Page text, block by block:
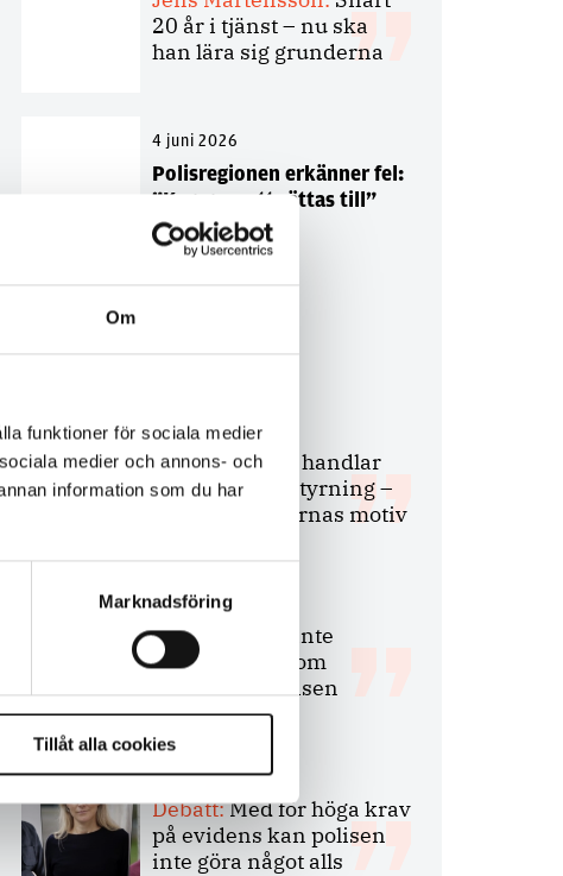
Om
funktioner för sociala medier
medier och annons- och
information som du har
Marknadsföring
Tillåt alla cookies
20 år i tjänst – nu ska
han lära sig grunderna
4 juni 2026
Polisregionen erkänner fel:
”Kommer att rättas till”
Debatt
9 juli 2026
Slutreplik:Det handlar
om kunskapsstyrning –
inte om forskarnas motiv
8 juli 2026
Replik:
Det är inte
evidenskrav som
bakbinder polisen
7 juli 2026
Debatt:Med för höga krav
på evidens kan polisen
inte göra något alls